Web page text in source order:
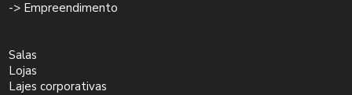
-> Empreendimento
Salas
Lojas
Lajes corporativas